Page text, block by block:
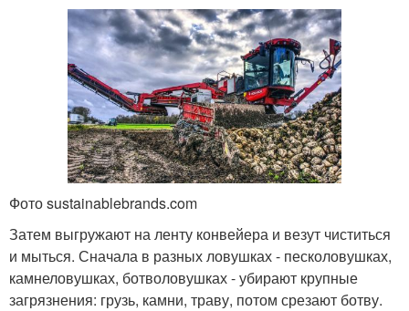
Фото sustainablebrands.com
Затем выгружают на ленту конвейера и везут чиститься
и мыться. Сначала в разных ловушках - песколовушках,
камнеловушках, ботволовушках - убирают крупные
загрязнения: грузь, камни, траву, потом срезают ботву.